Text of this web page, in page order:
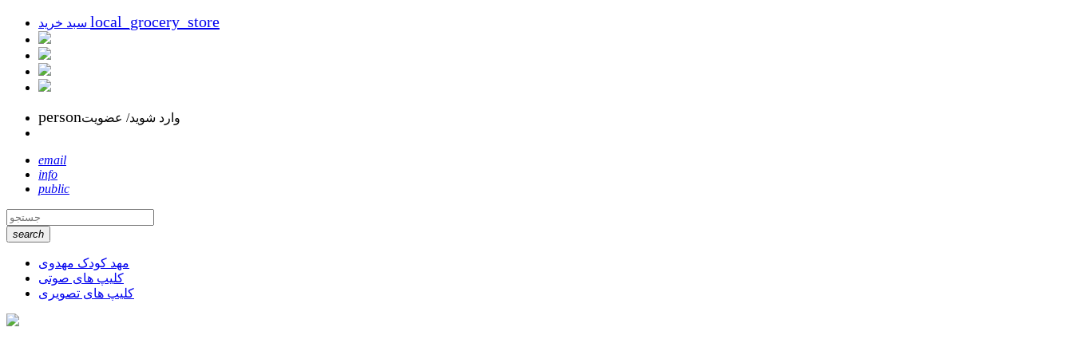
local_grocery_store
personوارد شوید/ عضویت
email
info
public
search
مهد کودک مهدوی
کلیپ های صوتی
کلیپ های تصویری